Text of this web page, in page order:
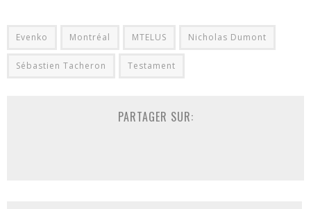
Evenko Montréal MTELUS Nicholas Dumont
Sébastien Tacheron Testament
PARTAGER SUR: